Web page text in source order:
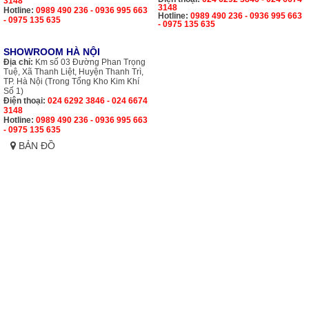
Hotline: 0989 490 236 - 0936 995 663
- 0975 135 635
3148
Hotline: 0989 490 236 - 0936 995 663
- 0975 135 635
SHOWROOM HÀ NỘI
Địa chỉ: Km số 03 Đường Phan Trọng
Tuệ, Xã Thanh Liệt, Huyện Thanh Trì,
TP. Hà Nội (Trong Tổng Kho Kim Khí
Số 1)
Điện thoại: 024 6292 3846 - 024 6674
3148
Hotline: 0989 490 236 - 0936 995 663
- 0975 135 635
BẢN ĐỒ